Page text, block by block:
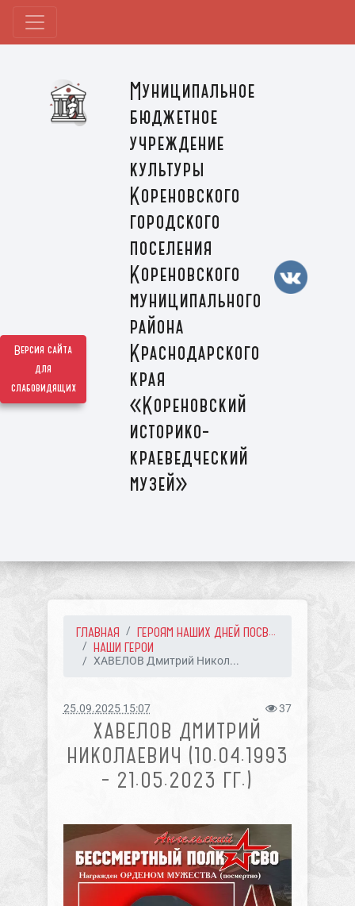
Версия сайта
для
слабовидящих
Муниципальное
бюджетное
учреждение
культуры
Кореновского
городского
поселения
Кореновского
муниципального
района
Краснодарского
края
«Кореновский
историко-
краеведческий
музей»
ГЛАВНАЯ
ГЕРОЯМ НАШИХ ДНЕЙ ПОСВ...
НАШИ ГЕРОИ
ХАВЕЛОВ Дмитрий Никол...
25.09.2025 15:07 37
ХАВЕЛОВ ДМИТРИЙ
НИКОЛАЕВИЧ (10.04.1993
– 21.05.2023 ГГ.)